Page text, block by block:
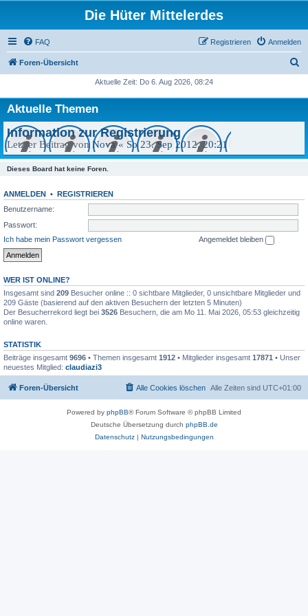
Die Hüter Mittelerdes
FAQ Anmelden
Registrieren
Foren-Übersicht
Aktuelle Zeit: Do 6. Aug 2026, 08:24
Aktuelle Themen
Information zur Registrierung
Letzter Beitrag von Nova« So 23. Sep 2012, 20:21
Dieses Board hat keine Foren.
ANMELDEN • REGISTRIEREN
Benutzername:
Passwort:
Ich habe mein Passwort vergessen
Angemeldet bleiben
WER IST ONLINE?
Insgesamt sind 209 Besucher online :: 0 sichtbare Mitglieder, 0 unsichtbare Mitglieder und
209 Gäste (basierend auf den aktiven Besuchern der letzten 5 Minuten)
Der Besucherrekord liegt bei 3526 Besuchern, die am Mo 11. Mai 2026, 05:53 gleichzeitig
online waren.
STATISTIK
Beiträge insgesamt 9696 • Themen insgesamt 1912 • Mitglieder insgesamt 17871 • Unser
neuestes Mitglied: claudiazi3
Foren-Übersicht Alle Zeiten sind UTC+01:00
Alle Cookies löschen
Powered by phpBB® Forum Software © phpBB Limited
Deutsche Übersetzung durch phpBB.de
Datenschutz| Nutzungsbedingungen